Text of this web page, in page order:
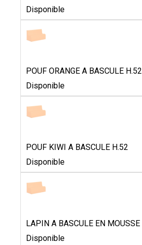
Disponible
POUF ORANGE A BASCULE H.52
Disponible
POUF KIWI A BASCULE H.52
Disponible
LAPIN A BASCULE EN MOUSSE
Disponible